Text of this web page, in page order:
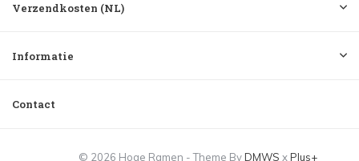
Verzendkosten (NL)
Informatie
Contact
© 2026 Hoge Ramen - Theme ByDMWS xPlus+